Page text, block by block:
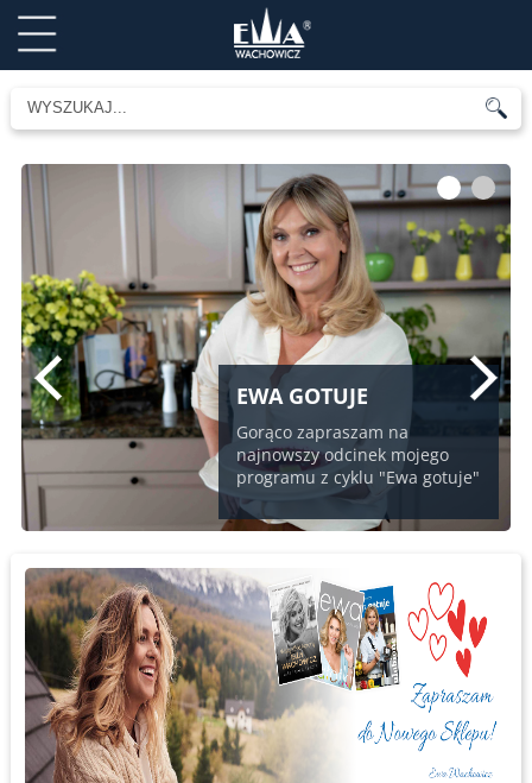
EWA GOTUJE
Gorąco zapraszam na
najnowszy odcinek mojego
programu z cyklu "Ewa gotuje"
1 2